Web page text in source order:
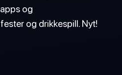
og
og drikkespill. Nyt!